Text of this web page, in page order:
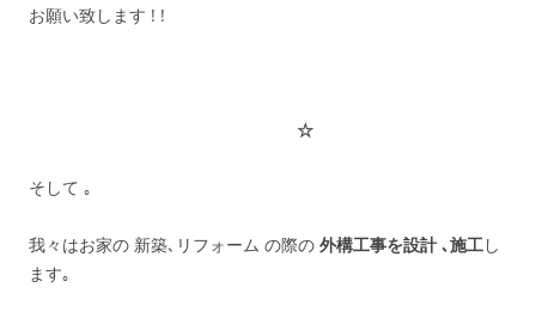
お願い致します ! !
☆
そして ｡
我々はお家の 新築､リフォーム の際の 外構工事を設計 ､施工し
ます｡